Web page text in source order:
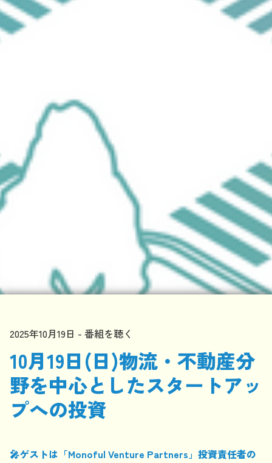
2025年10月19日 番組を聴く
10月19日(日)物流・不動産分
野を中心としたスタートアッ
プへの投資
🎤ゲストは「Monoful Venture Partners」投資責任者の